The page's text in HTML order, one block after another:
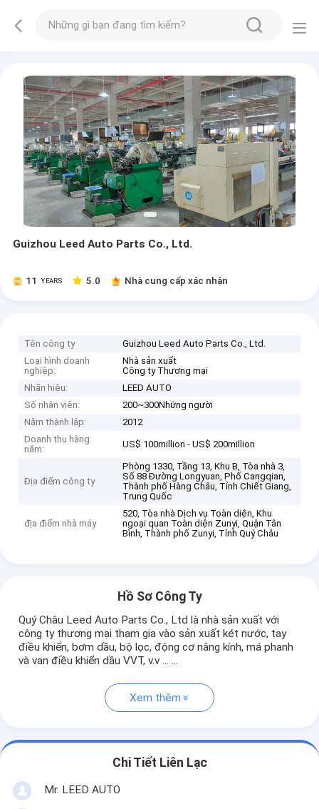
Guizhou Leed Auto Parts Co., Ltd.
11 YEARS 5.0 Nhà cung cấp xác nhận
Tên công ty
Guizhou Leed Auto Parts Co., Ltd.
Loại hình doanh
nghiệp:
Nhà sản xuất
Công ty Thương mại
Nhãn hiệu:
LEED AUTO
Số nhân viên:
200~300Những người
Năm thành lập:
2012
Doanh thu hàng
năm:
US$ 100million - US$ 200million
Địa điểm công ty
Phòng 1330, Tầng 13, Khu B, Tòa nhà 3,
Số 88 Đường Longyuan, Phố Cangqian,
Thành phố Hàng Châu, Tỉnh Chiết Giang,
Trung Quốc
địa điểm nhà máy
520, Tòa nhà Dịch vụ Toàn diện, Khu
ngoại quan Toàn diện Zunyi, Quận Tân
Bình, Thành phố Zunyi, Tỉnh Quý Châu
Hồ Sơ Công Ty
Quý Châu Leed Auto Parts Co., Ltd là nhà sản xuất với
công ty thương mại tham gia vào sản xuất két nước, tay
điều khiển, bơm dầu, bộ lọc, động cơ nâng kính, má phanh
và van điều khiển dầu VVT, v.v ... ...
Xem thêm
Chi Tiết Liên Lạc
Mr. LEED AUTO